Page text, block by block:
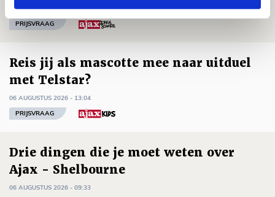
06 AUGUSTUS 2026 - 13:13
PRIJSVRAAG
Reis jij als mascotte mee naar uitduel
met Telstar?
06 AUGUSTUS 2026 - 13:04
PRIJSVRAAG
Drie dingen die je moet weten over
Ajax - Shelbourne
06 AUGUSTUS 2026 - 09:33